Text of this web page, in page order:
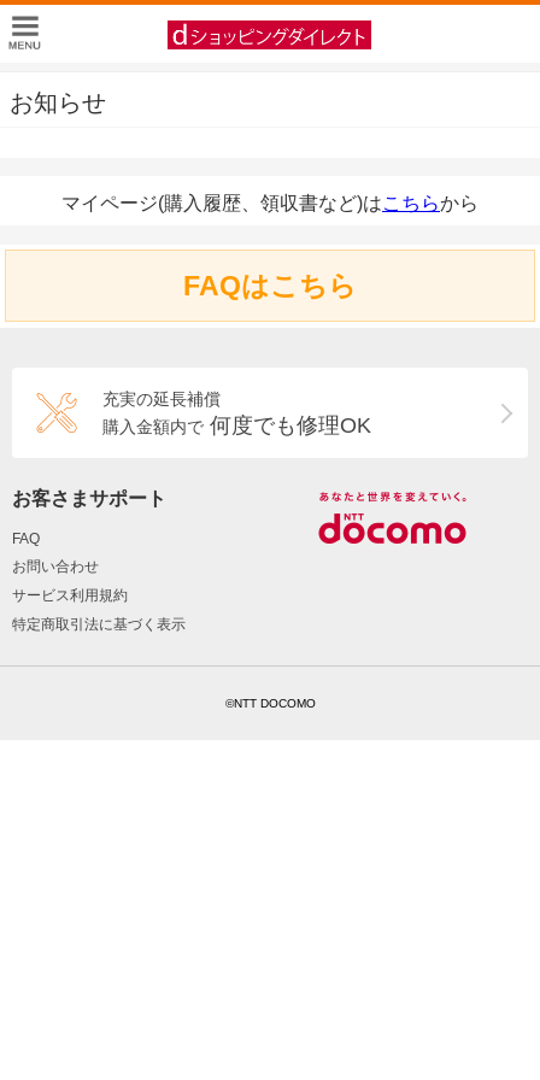
お知らせ
マイページ(購入履歴、領収書など)はこちらから
FAQはこちら
充実の延長補償
購入金額内で 何度でも修理OK
お客さまサポート
FAQ
お問い合わせ
サービス利用規約
特定商取引法に基づく表示
©NTT DOCOMO